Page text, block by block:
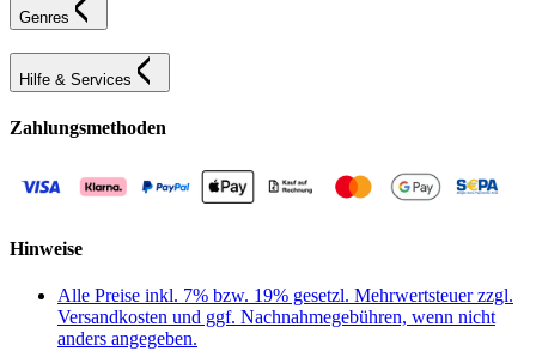
Genres
Hilfe & Services
Zahlungsmethoden
Hinweise
Alle Preise inkl. 7% bzw. 19% gesetzl. Mehrwertsteuer zzgl.
Versandkosten und ggf. Nachnahmegebühren, wenn nicht
anders angegeben.